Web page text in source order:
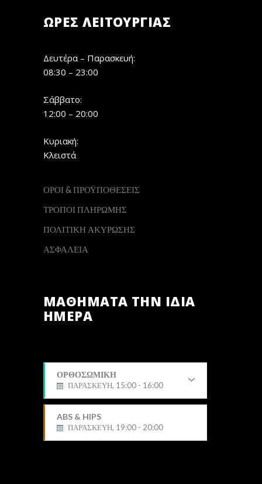
ΏΡΕΣ ΛΕΙΤΟΥΡΓΊΑΣ
Δευτέρα – Παρασκευή:
08:30 – 23:00
Σάββατο:
12:00 – 20:00
Κυριακή:
Κλειστά
ΟΡΟΙ & ΠΡΟΫΠΟΘΕΣΕΙΣ
ΤΡΟΠΟΙ ΠΛΗΡΩΜΗΣ
ΠΟΛΙΤΙΚΗ ΑΚΥΡΩΣΗΣ
ΑΣΦΑΛΕΙΑ
ΜΑΘΗΜΑΤΑ ΤΗΝ ΙΔΙΑ
ΗΜΕΡΑ
ΟΡΘΟΣΩΜΙΚΗ
ΠΑΡΑΣΚΕΥΗ, 15:00 - 16:00
ABS & HIPS
ΠΑΡΑΣΚΕΥΗ, 19:00 - 20:00